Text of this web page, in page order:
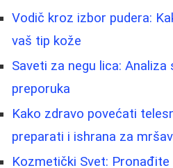
Vodič kroz izbor pudera:
vaš tip kože
Saveti za negu lica:
preporuka
Kako zdravo povećati
preparati i ishrana za
Kozmetički Svet: